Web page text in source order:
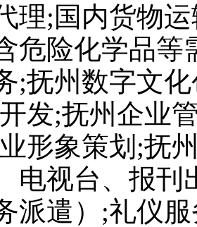
理;国内货物
危险化学品
;抚州数字文
发;抚州企业
形象策划;抚
电视台、报
派遣）;礼仪